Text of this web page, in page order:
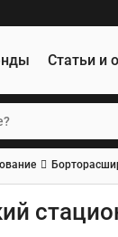
Статьи и